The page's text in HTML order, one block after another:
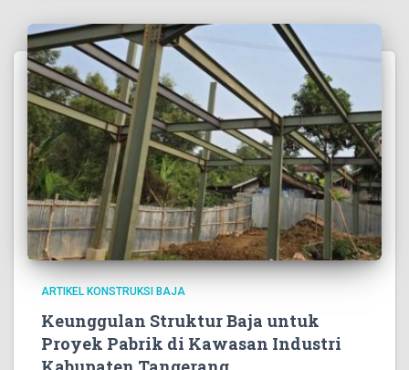
ARTIKEL KONSTRUKSI BAJA
Keunggulan Struktur Baja untuk
Proyek Pabrik di Kawasan Industri